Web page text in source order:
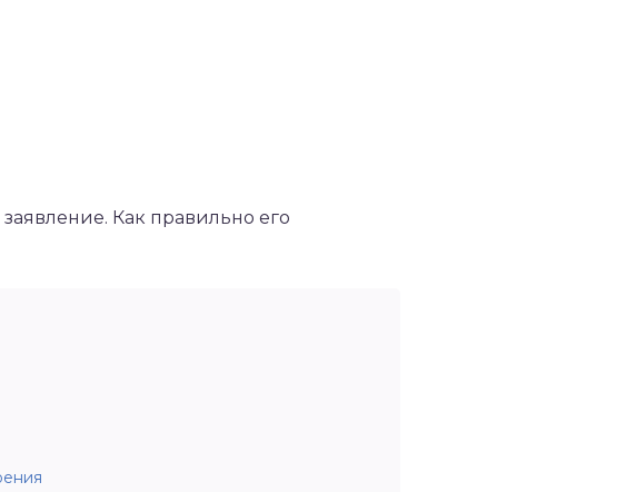
Как правильно его